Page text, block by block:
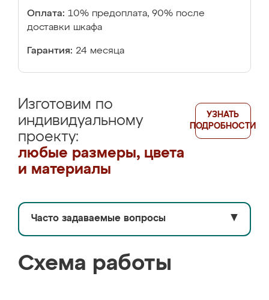
Оплата: 10% предоплата, 90% после
доставки шкафа
Гарантия: 24 месяца
Изготовим по
индивидуальному
проекту:
любые размеры, цвета
и материалы
УЗНАТЬ
ПОДРОБНОСТИ
Часто задаваемые вопросы ▼
Схема работы